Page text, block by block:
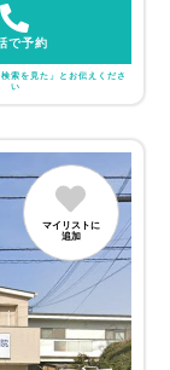
で予約
索を見た」とお伝えくださ
い
マイリストに
追加